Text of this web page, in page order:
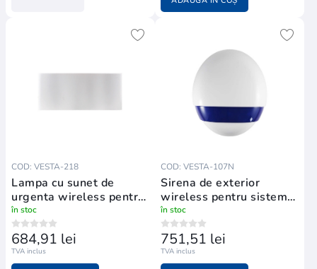
COD: VESTA-218
Lampa cu sunet de
urgenta wireless pentru
sisteme VESTA
în stoc
684,91 lei
TVA inclus
COD: VESTA-107N
Sirena de exterior
wireless pentru sisteme
VESTA
în stoc
751,51 lei
TVA inclus